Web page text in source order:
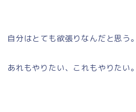
自分はとても欲張りなんだと思う。
あれもやりたい、これもやりたい